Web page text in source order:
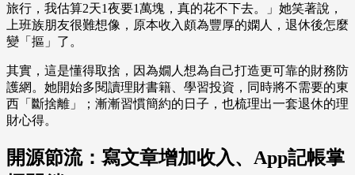
旅行，我估算2天1夜要1萬塊，真的花不下去。」她笑著說，
上班族朋友很難想像，原本收入頗為豐厚的嫻人，退休後怎麼
變「摳」了。
其實，這是懂得取捨，因為嫺人想為自己打造更可靠的財務防
護網。她開始多閱讀理財書籍、學習投資，同時將不需要的東
西「斷捨離」；漸漸習慣簡約的日子，也梳理出一套退休的理
財心得。
開源節流：寫文章增加收入、App記帳掌